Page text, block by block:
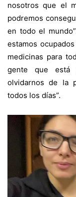
nosotros que el
podremos
en todo el
estamos
medicinas para
gente que está
olvidarnos de la
todos los días”.
Reproductor
vídeo